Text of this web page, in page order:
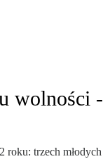
wolności -
roku: trzech młodych